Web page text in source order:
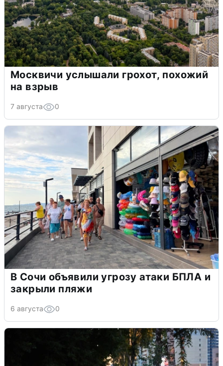
Москвичи услышали грохот, похожий
на взрыв
7 августа 0
В Сочи объявили угрозу атаки БПЛА и
закрыли пляжи
6 августа 0